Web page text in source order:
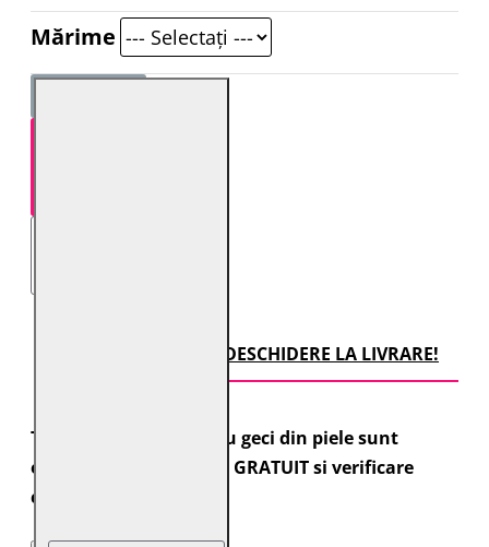
Mărime
TRANSPORT CU DESCHIDERE LA LIVRARE!
Toate comenzile pentru geci din piele sunt
expediate cu transport GRATUIT si verificare
colet.